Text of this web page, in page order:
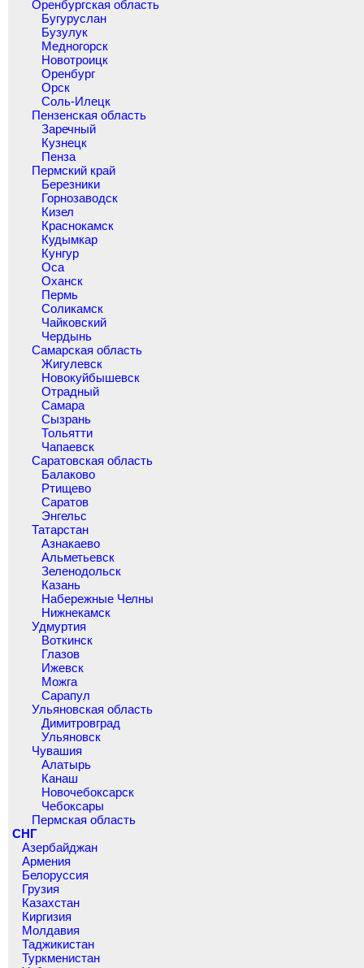
Оренбургская область
Бугуруслан
Бузулук
Медногорск
Новотроицк
Оренбург
Орск
Соль-Илецк
Пензенская область
Заречный
Кузнецк
Пенза
Пермский край
Березники
Горнозаводск
Кизел
Краснокамск
Кудымкар
Кунгур
Оса
Оханск
Пермь
Соликамск
Чайковский
Чердынь
Самарская область
Жигулевск
Новокуйбышевск
Отрадный
Самара
Сызрань
Тольятти
Чапаевск
Саратовская область
Балаково
Ртищево
Саратов
Энгельс
Татарстан
Азнакаево
Альметьевск
Зеленодольск
Казань
Набережные Челны
Нижнекамск
Удмуртия
Воткинск
Глазов
Ижевск
Можга
Сарапул
Ульяновская область
Димитровград
Ульяновск
Чувашия
Алатырь
Канаш
Новочебоксарск
Чебоксары
Пермская область
СНГ
Азербайджан
Армения
Белоруссия
Грузия
Казахстан
Киргизия
Молдавия
Таджикистан
Туркменистан